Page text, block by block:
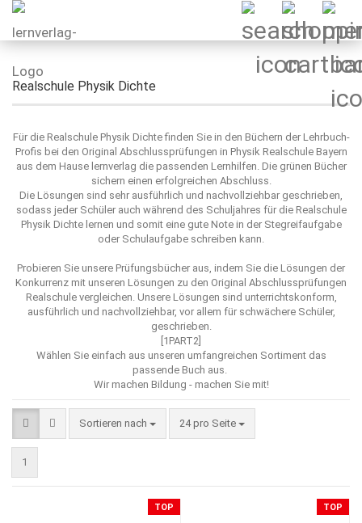
Realschule Physik Dichte
Für die Realschule Physik Dichte finden Sie in den Büchern der Lehrbuch-
Profis bei den Original Abschlussprüfungen in Physik Realschule Bayern
aus dem Hause lernverlag die passenden Lernhilfen. Die grünen Bücher
sichern einen erfolgreichen Abschluss.
Die Lösungen sind sehr ausführlich und nachvollziehbar geschrieben,
sodass jeder Schüler auch während des Schuljahres für die Realschule
Physik Dichte lernen und somit eine gute Note in der Stegreifaufgabe
oder Schulaufgabe schreiben kann.
Probieren Sie unsere Prüfungsbücher aus, indem Sie die Lösungen der
Konkurrenz mit unseren Lösungen zu den Original Abschlussprüfungen
Realschule vergleichen. Unsere Lösungen sind unterrichtskonform,
ausführlich und nachvollziehbar, vor allem für schwächere Schüler,
geschrieben.
[1PART2]
Wählen Sie einfach aus unseren umfangreichen Sortiment das
passende Buch aus.
Wir machen Bildung - machen Sie mit!
Sortieren nach
Sortieren nach 24 pro Seite
pro Seite
1
TOP TOP